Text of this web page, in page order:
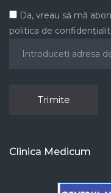
Da, vreau să mă
politica de
Clinica Medicum